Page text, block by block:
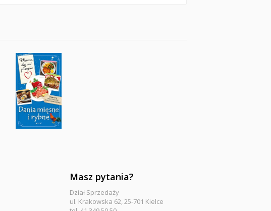
Masz pytania?
Dział Sprzedaży
ul. Krakowska 62, 25-701 Kielce